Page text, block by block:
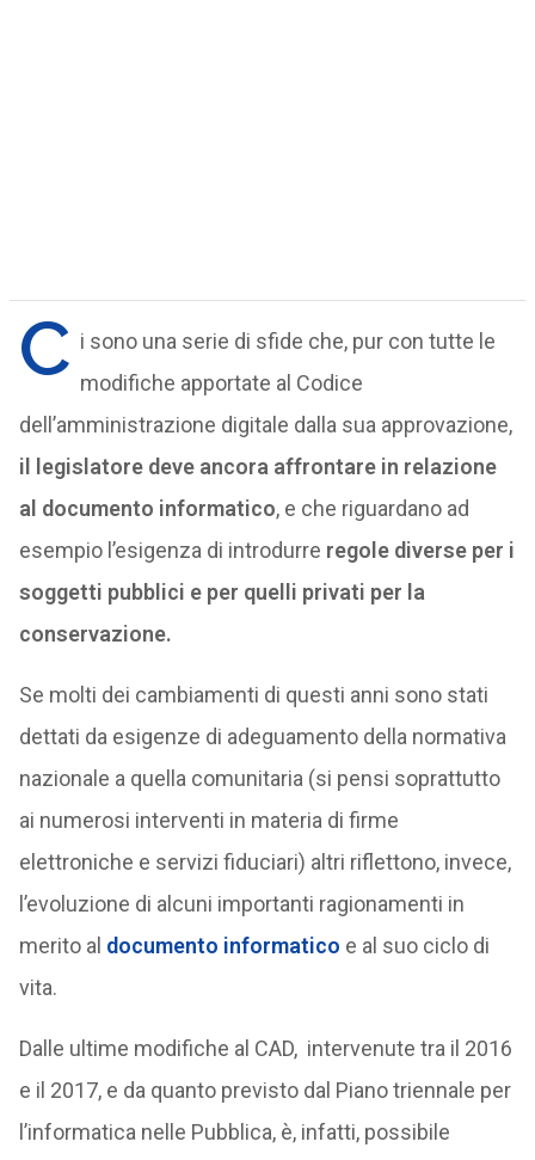
C i sono una serie di sfide che, pur con tutte le
modifiche apportate al Codice
dell’amministrazione digitale dalla sua approvazione,
il legislatore deve ancora affrontare in relazione
al documento informatico, e che riguardano ad
esempio l’esigenza di introdurre regole diverse per i
soggetti pubblici e per quelli privati per la
conservazione.
Se molti dei cambiamenti di questi anni sono stati
dettati da esigenze di adeguamento della normativa
nazionale a quella comunitaria (si pensi soprattutto
ai numerosi interventi in materia di firme
elettroniche e servizi fiduciari) altri riflettono, invece,
l’evoluzione di alcuni importanti ragionamenti in
merito al documento informatico e al suo ciclo di
vita.
Dalle ultime modifiche al CAD, intervenute tra il 2016
e il 2017, e da quanto previsto dal Piano triennale per
l’informatica nelle Pubblica, è, infatti, possibile